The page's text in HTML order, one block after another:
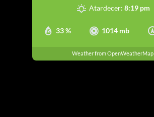
33 % 1014 mb
Atardecer: 8:19 pm
Weather from OpenWeatherMap